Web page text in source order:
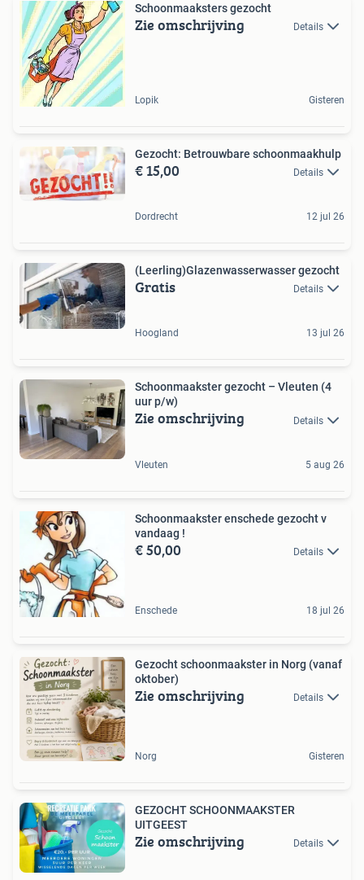
Schoonmaaksters gezocht
Zie omschrijving Details
Lopik Gisteren
Gezocht: Betrouwbare schoonmaakhulp
€ 15,00 Details
Dordrecht 12 jul 26
(Leerling)Glazenwasserwasser gezocht
Gratis Details
Hoogland 13 jul 26
Schoonmaakster gezocht – Vleuten (4
uur p/w)
Zie omschrijving Details
Vleuten 5 aug 26
Schoonmaakster enschede gezocht v
vandaag !
€ 50,00 Details
Enschede 18 jul 26
Gezocht schoonmaakster in Norg (vanaf
oktober)
Zie omschrijving Details
Norg Gisteren
GEZOCHT SCHOONMAAKSTER
UITGEEST
Zie omschrijving Details